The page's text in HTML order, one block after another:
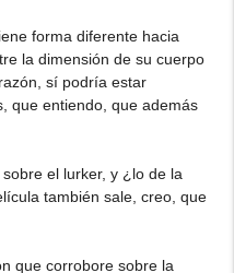
forma diferente hacia
la dimensión de su cuerpo
sí podría estar
que entiendo, que además
el lurker, y ¿lo de la
también sale, creo, que
que corrobore sobre la